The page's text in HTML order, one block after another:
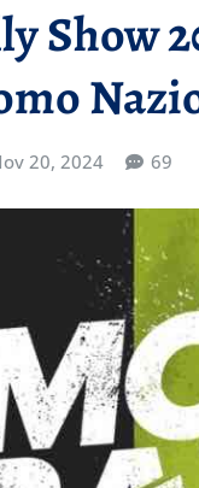
Show
20, 2024 69